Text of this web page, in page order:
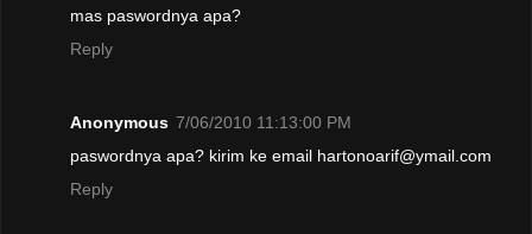
mas paswordnya apa?
Reply
Anonymous 7/06/2010 11:13:00 PM
paswordnya apa? kirim ke email hartonoarif@ymail.com
Reply